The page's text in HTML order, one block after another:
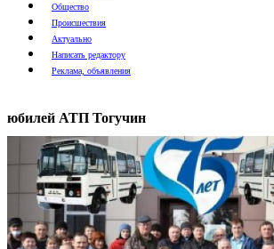
Общество
Происшествия
Актуально
Написать редактору
Реклама, объявления
юбилей АТП Тогучин